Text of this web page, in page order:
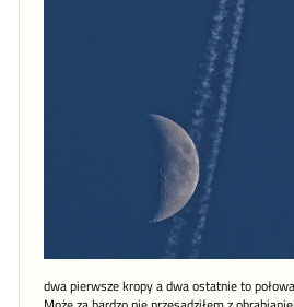
dwa pierwsze kropy a dwa ostatnie to